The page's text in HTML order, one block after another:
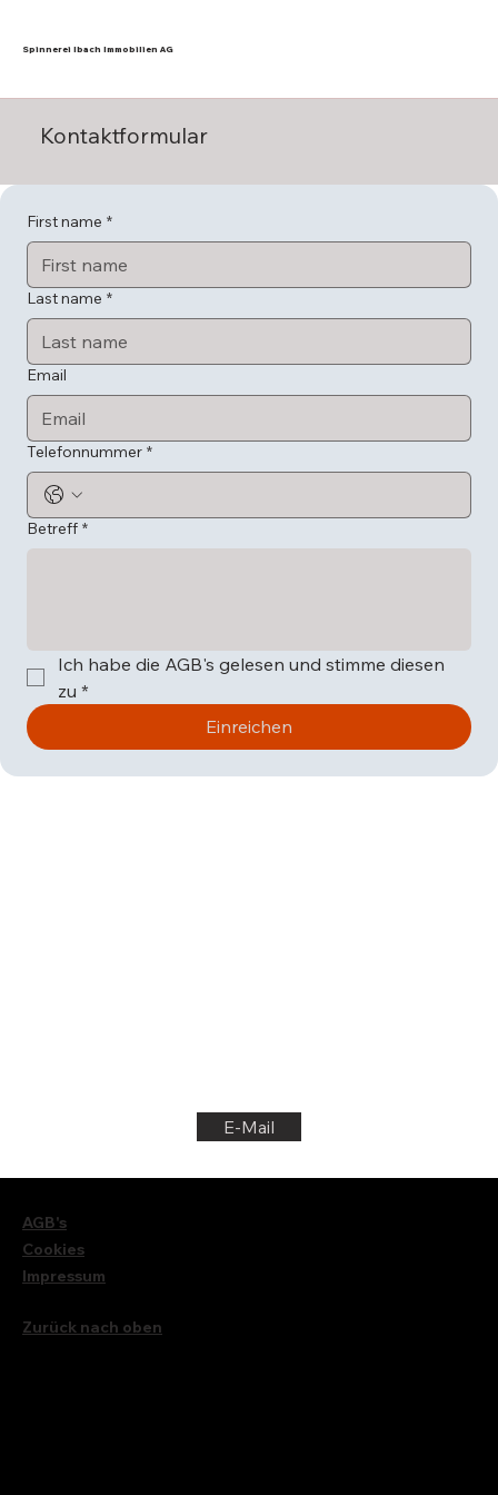
Spinnerei Ibach Immobilien AG
Kontaktformular
First name *
Last name *
Email
Telefonnummer *
Betreff *
Ich habe die AGB's gelesen und stimme diesen
zu *
Einreichen
E-Mail
Zurück nach oben
AGB's
Cookies
Impressum